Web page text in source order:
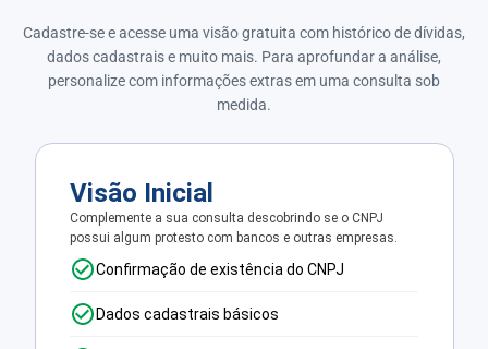
Cadastre-se e acesse uma visão gratuita com histórico de dívidas,
dados cadastrais e muito mais. Para aprofundar a análise,
personalize com informações extras em uma consulta sob
medida.
Visão Inicial
Complemente a sua consulta descobrindo se o CNPJ
possui algum protesto com bancos e outras empresas.
Confirmação de existência do CNPJ
Dados cadastrais básicos